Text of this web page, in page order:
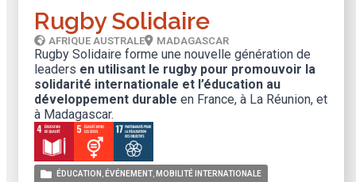
Rugby Solidaire
AFRIQUE AUSTRALE MADAGASCAR
Rugby Solidaire forme une nouvelle génération de
leaders en utilisant le rugby pour promouvoir la
solidarité internationale et l’éducation au
développement durable en France, à La Réunion, et
à Madagascar.
ÉDUCATION ÉVÉNEMENT MOBILITÉ INTERNATIONALE